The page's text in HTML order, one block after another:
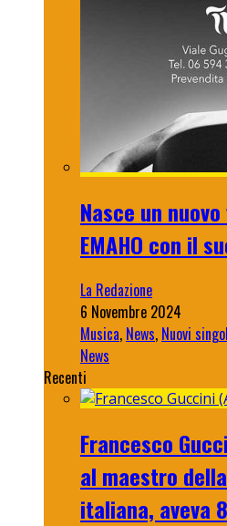
Nasce un
EMAHO con il
La Redazione
6 Novembre 2024
Musica, News, Nuovi
News
Recenti
Francesco
al maestro
italiana, aveva